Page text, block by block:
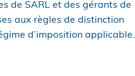
de SARL et des gérants de
aux règles de distinction
d’imposition applicable.